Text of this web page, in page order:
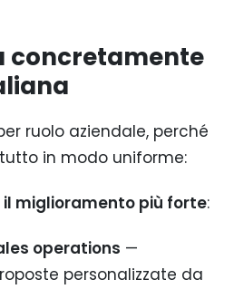
concretamente
ruolo aziendale, perché
in modo uniforme:
il miglioramento più forte:
operations —
personalizzate da